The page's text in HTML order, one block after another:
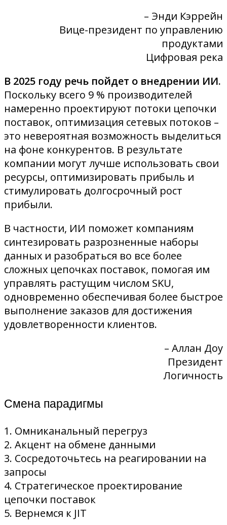
– Энди Кэррейн
Вице-президент по управлению
продуктами
Цифровая река
В 2025 году речь пойдет о внедрении ИИ.
Поскольку всего 9 % производителей
намеренно проектируют потоки цепочки
поставок, оптимизация сетевых потоков –
это невероятная возможность выделиться
на фоне конкурентов. В результате
компании могут лучше использовать свои
ресурсы, оптимизировать прибыль и
стимулировать долгосрочный рост
прибыли.
В частности, ИИ поможет компаниям
синтезировать разрозненные наборы
данных и разобраться во все более
сложных цепочках поставок, помогая им
управлять растущим числом SKU,
одновременно обеспечивая более быстрое
выполнение заказов для достижения
удовлетворенности клиентов.
– Аллан Доу
Президент
Логичность
Смена парадигмы
1. Омниканальный перегруз
2. Акцент на обмене данными
3. Сосредоточьтесь на реагировании на
запросы
4. Стратегическое проектирование
цепочки поставок
5. Вернемся к JIT